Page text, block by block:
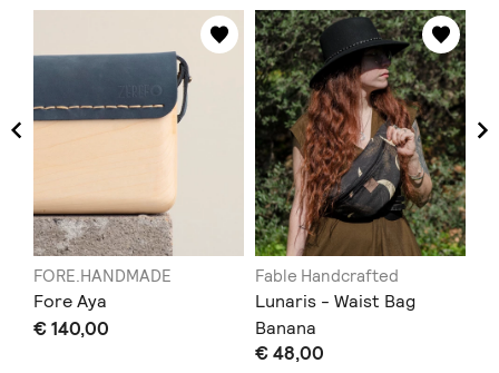
FORE.HANDMADE
Fore Aya
€ 140,00
Fable Handcrafted
Lunaris - Waist Bag
Banana
€ 48,00